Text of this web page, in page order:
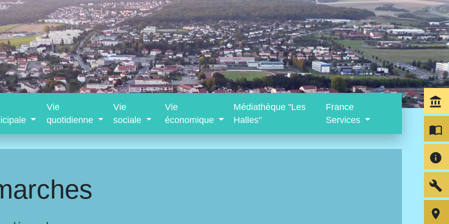
Vie
quotidienne
Vie
sociale
Vie
économique
Médiathèque "Les
Halles"
France
Services
account_balance
import_contacts
info
build
room